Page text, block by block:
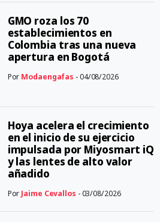
GMO roza los 70
establecimientos en
Colombia tras una nueva
apertura en Bogotá
Por Modaengafas - 04/08/2026
Hoya acelera el crecimiento
en el inicio de su ejercicio
impulsada por Miyosmart iQ
y las lentes de alto valor
añadido
Por Jaime Cevallos - 03/08/2026